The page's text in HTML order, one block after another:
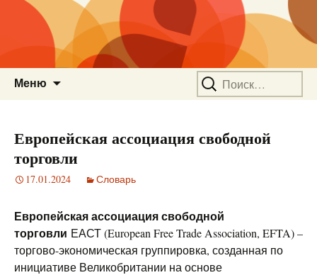
Меню Найти:
Европейская ассоциация свободной
торговли
17.01.2024 Словарь
Европейская ассоциация свободной
торговли ЕАСТ (European Free Trade Association, EFTA) –
торгово-экономическая группировка, созданная по
инициативе Великобритании на основе